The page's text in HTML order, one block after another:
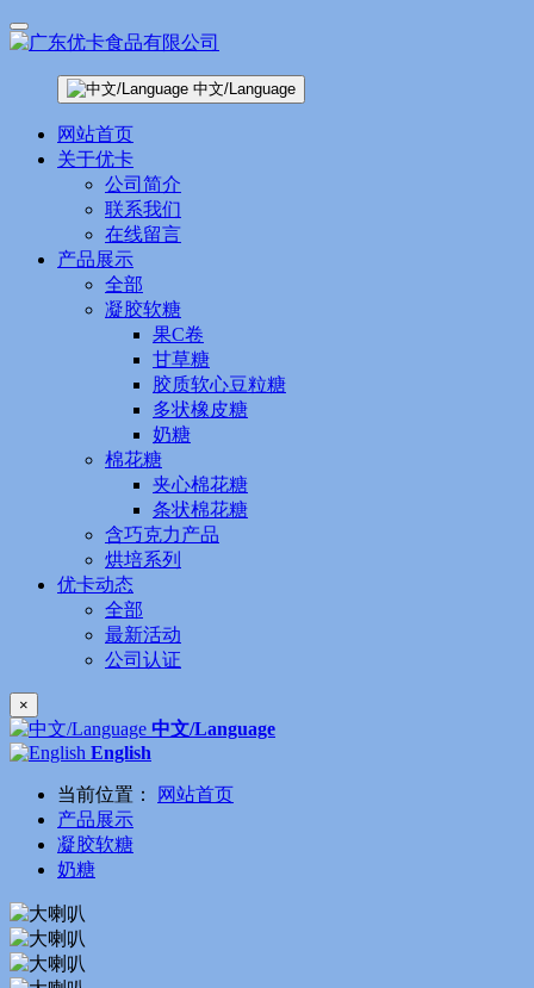
中文/Language
网站首页
关于优卡
公司简介
联系我们
在线留言
产品展示
全部
凝胶软糖
果C卷
甘草糖
胶质软心豆粒糖
多状橡皮糖
奶糖
棉花糖
夹心棉花糖
条状棉花糖
含巧克力产品
烘培系列
优卡动态
全部
最新活动
公司认证
×
中文/Language
English
当前位置：
网站首页
产品展示
凝胶软糖
奶糖